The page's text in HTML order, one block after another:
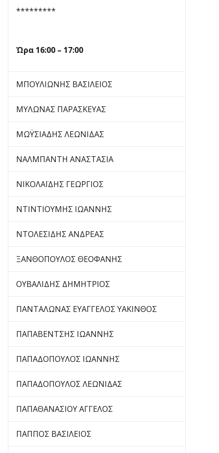
*********
Ώρα 16:00 – 17:00
ΜΠΟΥΛΙΩΝΗΣ ΒΑΣΙΛΕΙΟΣ
ΜΥΛΩΝΑΣ ΠΑΡΑΣΚΕΥΑΣ
ΜΩΫΣΙΑΔΗΣ ΛΕΩΝΙΔΑΣ
ΝΑΛΜΠΑΝΤΗ ΑΝΑΣΤΑΣΙΑ
ΝΙΚΟΛΑΪΔΗΣ ΓΕΩΡΓΙΟΣ
ΝΤΙΝΤΙΟΥΜΗΣ ΙΩΑΝΝΗΣ
ΝΤΟΛΕΣΙΔΗΣ ΑΝΔΡΕΑΣ
ΞΑΝΘΟΠΟΥΛΟΣ ΘΕΟΦΑΝΗΣ
ΟΥΒΑΛΙΔΗΣ ΔΗΜΗΤΡΙΟΣ
ΠΑΝΤΑΛΩΝΑΣ ΕΥΑΓΓΕΛΟΣ ΥΑΚΙΝΘΟΣ
ΠΑΠΑΒΕΝΤΣΗΣ ΙΩΑΝΝΗΣ
ΠΑΠΑΔΟΠΟΥΛΟΣ ΙΩΑΝΝΗΣ
ΠΑΠΑΔΟΠΟΥΛΟΣ ΛΕΩΝΙΔΑΣ
ΠΑΠΑΘΑΝΑΣΙΟΥ ΑΓΓΕΛΟΣ
ΠΑΠΠΟΣ ΒΑΣΙΛΕΙΟΣ